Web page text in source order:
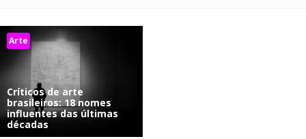
Arte
Críticos de arte
brasileiros: 18 nomes
influentes das últimas
décadas